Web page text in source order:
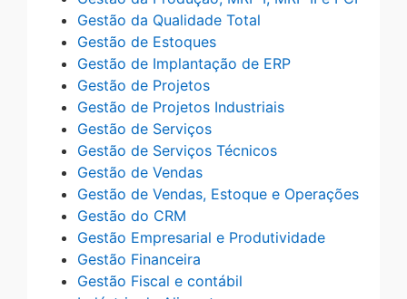
Gestão da Qualidade Total
Gestão de Estoques
Gestão de Implantação de ERP
Gestão de Projetos
Gestão de Projetos Industriais
Gestão de Serviços
Gestão de Serviços Técnicos
Gestão de Vendas
Gestão de Vendas, Estoque e Operações
Gestão do CRM
Gestão Empresarial e Produtividade
Gestão Financeira
Gestão Fiscal e contábil